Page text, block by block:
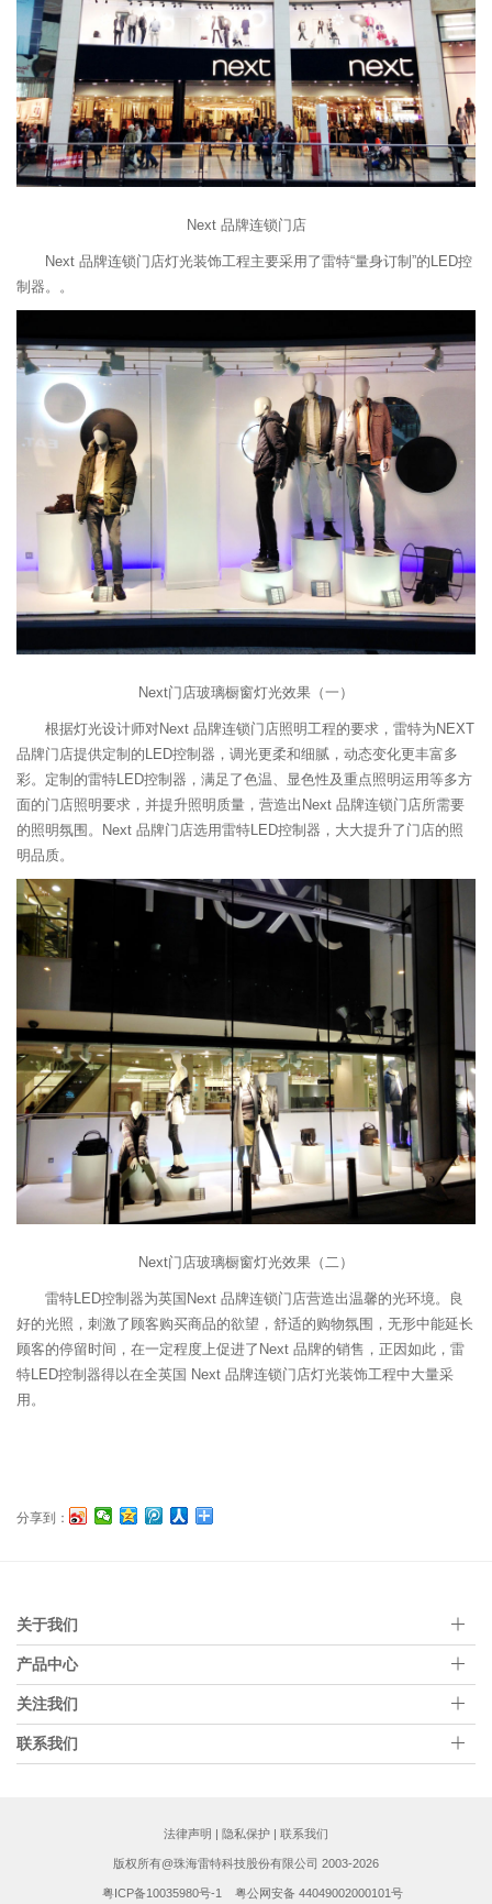
Next 品牌连锁门店
Next 品牌连锁门店灯光装饰工程主要采用了雷特“量身订制”的LED控
制器。。
Next门店玻璃橱窗灯光效果（一）
根据灯光设计师对Next 品牌连锁门店照明工程的要求，雷特为NEXT
品牌门店提供定制的LED控制器，调光更柔和细腻，动态变化更丰富多
彩。定制的雷特LED控制器，满足了色温、显色性及重点照明运用等多方
面的门店照明要求，并提升照明质量，营造出Next 品牌连锁门店所需要
的照明氛围。Next 品牌门店选用雷特LED控制器，大大提升了门店的照
明品质。
Next门店玻璃橱窗灯光效果（二）
雷特LED控制器为英国Next 品牌连锁门店营造出温馨的光环境。良
好的光照，刺激了顾客购买商品的欲望，舒适的购物氛围，无形中能延长
顾客的停留时间，在一定程度上促进了Next 品牌的销售，正因如此，雷
特LED控制器得以在全英国 Next 品牌连锁门店灯光装饰工程中大量采
用。
分享到：
关于我们
产品中心
关注我们
联系我们
法律声明 | 隐私保护 | 联系我们
版权所有@珠海雷特科技股份有限公司 2003-2026
粤ICP备10035980号-1 粤公网安备 44049002000101号